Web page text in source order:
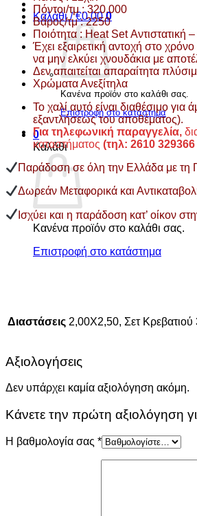
Καλάθι /€0.00 0
Κανένα προϊόν στο καλάθι σας.
Επιστροφή στο κατάστημα
0
Καλάθι
Κανένα προϊόν στο καλάθι σας.
Επιστροφή στο κατάστημα
Πόντοι/τμ : 320.000
Βάρος/τμ : 2250
Ποιότητα : Heat Set Αντιστατική –
Έχει εξαιρετική αντοχή στο
να μην ελκύει χνουδάκια με
Δεν απαιτείται απαραίτητα
Χρώματα Ανεξίτηλα
Το χαλί αυτό είναι διαθέσιμο
εξαντλήσεως του αποθέματος).
Για τηλεφωνική παραγγελία,
καταστήματος (τηλ: 2610
Παράδοση σε όλη την Ελλάδα με τη
Δωρεάν Μεταφορικά και
Ισχύει και η παράδοση κατ’ οίκον
Διαστάσεις 2,00Χ2,50, Σετ
Αξιολογήσεις
Δεν υπάρχει καμία αξιολόγηση ακόμη.
Κάνετε την πρώτη αξιολόγηση
Η βαθμολογία σας *